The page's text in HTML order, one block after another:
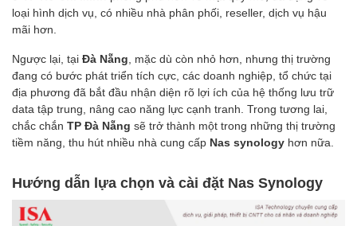
loại hình dịch vụ, có nhiều nhà phân phối, reseller, dịch vụ hậu
mãi hơn.
Ngược lại, tại Đà Nẵng , mặc dù còn nhỏ hơn, nhưng thị trường
đang có bước phát triển tích cực, các doanh nghiệp, tổ chức tại
địa phương đã bắt đầu nhận diện rõ lợi ích của hệ thống lưu trữ
data tập trung, nâng cao năng lực cạnh tranh. Trong tương lai,
chắc chắn TP Đà Nẵng sẽ trở thành một trong những thị trường
tiềm năng, thu hút nhiều nhà cung cấp Nas synology hơn nữa.
Hướng dẫn lựa chọn và cài đặt Nas Synology